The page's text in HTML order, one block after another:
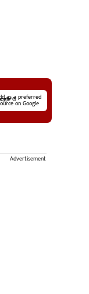
as a preferred
on Google
Advertisement